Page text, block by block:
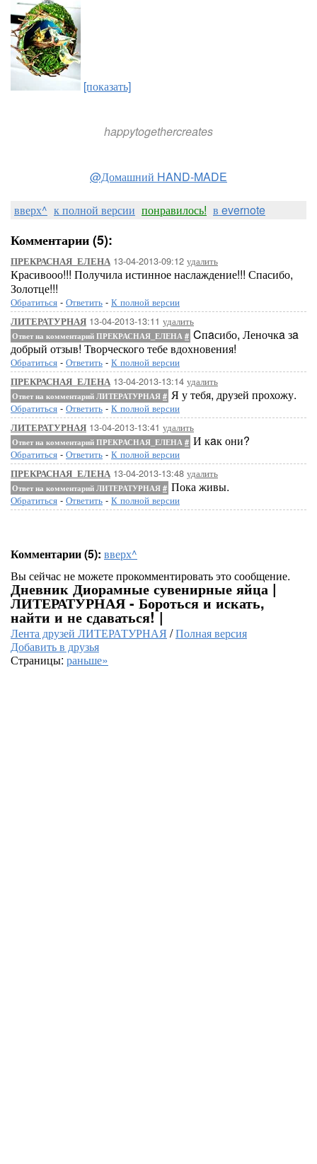
[показать]
happytogethercreates
@Домашний HAND-MADE
вверх^ к полной версии понравилось! в evernote
Комментарии (5):
ПРЕКРАСНАЯ_ЕЛЕНА 13-04-2013-09:12 удалить
Красивооо!!! Получила истинное наслаждение!!! Спасибо,
Золотце!!!
Обратиться - Ответить - К полной версии
ЛИТЕРАТУРНАЯ 13-04-2013-13:11 удалить
Ответ на комментарий ПРЕКРАСНАЯ_ЕЛЕНА # Cпaсибо, Леночкa зa
добрый отзыв! Творческого тебе вдохновения!
Обратиться - Ответить - К полной версии
ПРЕКРАСНАЯ_ЕЛЕНА 13-04-2013-13:14 удалить
Ответ на комментарий ЛИТЕРАТУРНАЯ # Я у тебя, друзей прохожу.
Обратиться - Ответить - К полной версии
ЛИТЕРАТУРНАЯ 13-04-2013-13:41 удалить
Ответ на комментарий ПРЕКРАСНАЯ_ЕЛЕНА # И кaк они?
Обратиться - Ответить - К полной версии
ПРЕКРАСНАЯ_ЕЛЕНА 13-04-2013-13:48 удалить
Ответ на комментарий ЛИТЕРАТУРНАЯ # Пока живы.
Обратиться - Ответить - К полной версии
Комментарии (5): вверх^
Вы сейчас не можете прокомментировать это сообщение.
Дневник Диорамные сувенирные яйца |
ЛИТЕРАТУРНАЯ - Бороться и искать,
найти и не сдаваться! |
Лента друзей ЛИТЕРАТУРНАЯ /Полная версия
Добавить в друзья
Страницы: раньше»